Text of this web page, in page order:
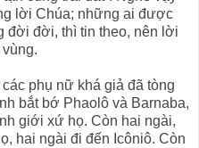
lời Chúa; những ai được
đời đời, thì tin theo, nên lời
phụ nữ khá giả đã tòng
bắt bớ Phaolô và Barnaba,
giới xứ họ. Còn hai ngài,
hai ngài đi đến Icôniô. Còn